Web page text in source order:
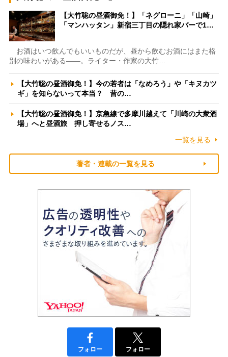
【大竹聡の昼酒御免！】「ネグローニ」「山崎」
「マンハッタン」新宿三丁目の隠れ家バーで1…
お酒はいつ飲んでもいいものだが、昼から飲むお酒にはまた格
別の味わいがある――。ライター・作家の大竹…
【大竹聡の昼酒御免！】今の若者は「なめろう」や「キヌカツ
ギ」を知らないって本当？ 昔の…
【大竹聡の昼酒御免！】京急線で多摩川越えて「川崎の大衆酒
場」へと昼酒旅 押し寄せるノス…
一覧を見る
著者・連載の一覧を見る
フォロー フォロー